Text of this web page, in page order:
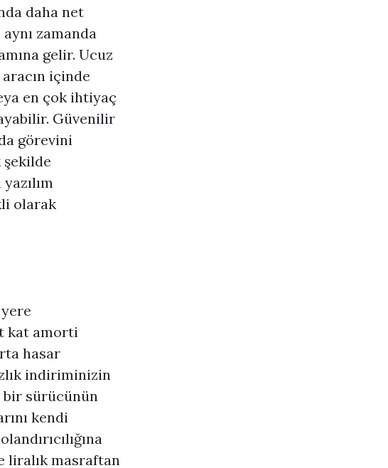
daha net
zamanda
gelir. Ucuz
aracın içinde
en çok ihtiyaç
Güvenilir
görevini
olarak
kat amorti
hasar
indiriminizin
bir sürücünün
kendi
liralık masraftan